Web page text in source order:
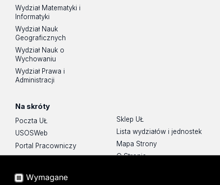
Wydział Matematyki i
Informatyki
Wydział Nauk
Geograficznych
Wydział Nauk o
Wychowaniu
Wydział Prawa i
Administracji
Na skróty
Poczta UŁ
USOSWeb
Portal Pracowniczy
Baza Aktów Własnych
Moodle
Sklep UŁ
Lista wydziałów i jednostek
Mapa Strony
O Stronie
Wymagane